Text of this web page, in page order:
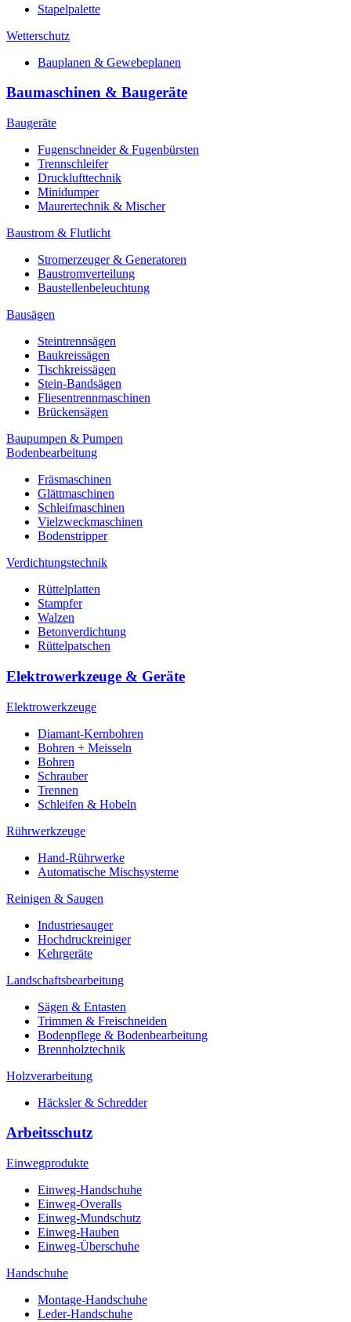
Stapelpalette
Wetterschutz
Bauplanen & Gewebeplanen
Baumaschinen & Baugeräte
Baugeräte
Fugenschneider & Fugenbürsten
Trennschleifer
Drucklufttechnik
Minidumper
Maurertechnik & Mischer
Baustrom & Flutlicht
Stromerzeuger & Generatoren
Baustromverteilung
Baustellenbeleuchtung
Bausägen
Steintrennsägen
Baukreissägen
Tischkreissägen
Stein-Bandsägen
Fliesentrennmaschinen
Brückensägen
Baupumpen & Pumpen
Bodenbearbeitung
Fräsmaschinen
Glättmaschinen
Schleifmaschinen
Vielzweckmaschinen
Bodenstripper
Verdichtungstechnik
Rüttelplatten
Stampfer
Walzen
Betonverdichtung
Rüttelpatschen
Elektrowerkzeuge & Geräte
Elektrowerkzeuge
Diamant-Kernbohren
Bohren + Meisseln
Bohren
Schrauber
Trennen
Schleifen & Hobeln
Rührwerkzeuge
Hand-Rührwerke
Automatische Mischsysteme
Reinigen & Saugen
Industriesauger
Hochdruckreiniger
Kehrgeräte
Landschaftsbearbeitung
Sägen & Entasten
Trimmen & Freischneiden
Bodenpflege & Bodenbearbeitung
Brennholztechnik
Holzverarbeitung
Häcksler & Schredder
Arbeitsschutz
Einwegprodukte
Einweg-Handschuhe
Einweg-Overalls
Einweg-Mundschutz
Einweg-Hauben
Einweg-Überschuhe
Handschuhe
Montage-Handschuhe
Leder-Handschuhe